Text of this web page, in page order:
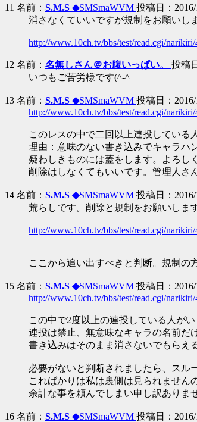
11 名前： S.M.S ◆SMSmaWVM 投稿日：
消さなくていいですが規制をお願いし
http://www.10ch.tv/bbs/test/read.cgi/
12 名前： 名無しさん＠お腹いっぱい。 投稿
いつもご苦労様です(^-^ゞ
13 名前： S.M.S ◆SMSmaWVM 投稿日：
http://www.10ch.tv/bbs/test/read.cgi/
このレスの中で二回以上連投している
理由：意味のない書き込みでキャラハ
疑わしきものには蓋をします。よろし
削除はしなくてもいいです。管理人さ
14 名前： S.M.S ◆SMSmaWVM 投稿日：
荒らしです。削除と規制をお願いしま
http://www.10ch.tv/bbs/test/read.cgi/
ここから追い出すべきと判断。規制の
15 名前： S.M.S ◆SMSmaWVM 投稿日：2016/
http://www.10ch.tv/bbs/test/read.cgi/
この中で2度以上の連投している人が
連投は禁止、無意味なキャラの名前だ
書き込みはそのまま消さないでもらえ
必要がないと判断されましたら、スル
こればかりは私は裏側は見られません
余計な事を頼んでしまい申し訳あり
16 名前： S.M.S ◆SMSmaWVM 投稿日：2016/